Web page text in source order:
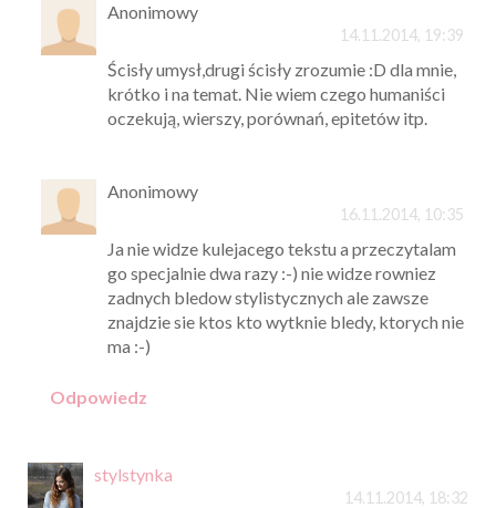
Anonimowy
14.11.2014, 19:39
Ścisły umysł,drugi ścisły zrozumie :D dla mnie,
krótko i na temat. Nie wiem czego humaniści
oczekują, wierszy, porównań, epitetów itp.
Anonimowy
16.11.2014, 10:35
Ja nie widze kulejacego tekstu a przeczytalam
go specjalnie dwa razy :-) nie widze rowniez
zadnych bledow stylistycznych ale zawsze
znajdzie sie ktos kto wytknie bledy, ktorych nie
ma :-)
Odpowiedz
stylstynka
14.11.2014, 18:32